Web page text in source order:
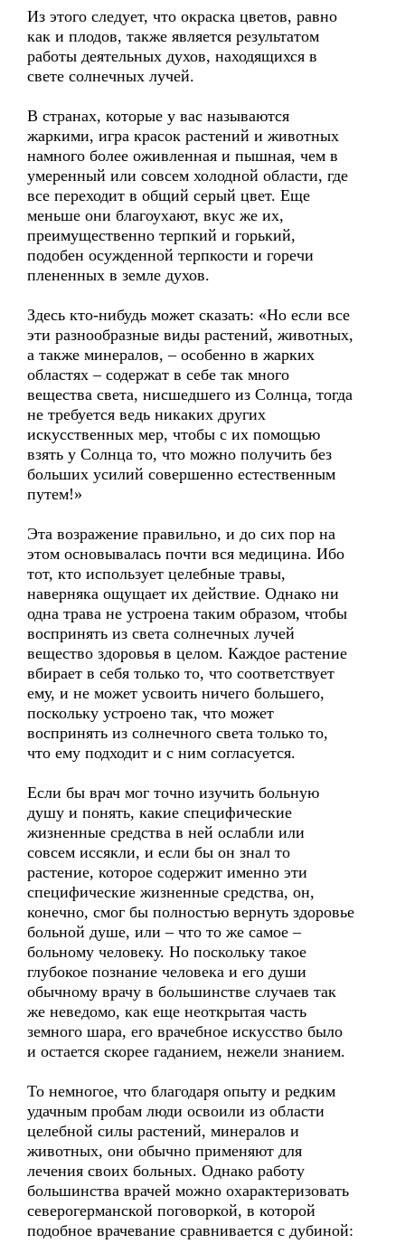
Из этого следует, что окраска цветов, равно
как и плодов, также является результатом
работы деятельных духов, находящихся в
свете солнечных лучей.
В странах, которые у вас называются
жаркими, игра красок растений и животных
намного более оживленная и пышная, чем в
умеренный или совсем холодной области, где
все переходит в общий серый цвет. Еще
меньше они благоухают, вкус же их,
преимущественно терпкий и горький,
подобен осужденной терпкости и горечи
плененных в земле духов.
Здесь кто-нибудь может сказать: «Но если все
эти разнообразные виды растений, животных,
а также минералов, – особенно в жарких
областях – содержат в себе так много
вещества света, нисшедшего из Солнца, тогда
не требуется ведь никаких других
искусственных мер, чтобы с их помощью
взять у Солнца то, что можно получить без
больших усилий совершенно естественным
путем!»
Эта возражение правильно, и до сих пор на
этом основывалась почти вся медицина. Ибо
тот, кто использует целебные травы,
наверняка ощущает их действие. Однако ни
одна трава не устроена таким образом, чтобы
воспринять из света солнечных лучей
вещество здоровья в целом. Каждое растение
вбирает в себя только то, что соответствует
ему, и не может усвоить ничего большего,
поскольку устроено так, что может
воспринять из солнечного света только то,
что ему подходит и с ним согласуется.
Если бы врач мог точно изучить больную
душу и понять, какие специфические
жизненные средства в ней ослабли или
совсем иссякли, и если бы он знал то
растение, которое содержит именно эти
специфические жизненные средства, он,
конечно, смог бы полностью вернуть здоровье
больной душе, или – что то же самое –
больному человеку. Но поскольку такое
глубокое познание человека и его души
обычному врачу в большинстве случаев так
же неведомо, как еще неоткрытая часть
земного шара, его врачебное искусство было
и остается скорее гаданием, нежели знанием.
То немногое, что благодаря опыту и редким
удачным пробам люди освоили из области
целебной силы растений, минералов и
животных, они обычно применяют для
лечения своих больных. Однако работу
большинства врачей можно охарактеризовать
северогерманской поговоркой, в которой
подобное врачевание сравнивается с дубиной: